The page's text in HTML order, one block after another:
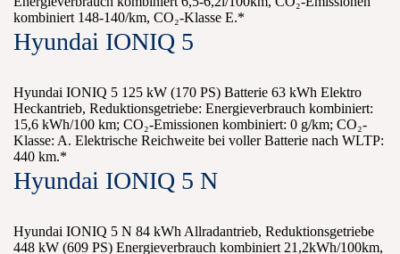
kombiniert 148-140/km, CO₂-Klasse E.*
Hyundai IONIQ 5
Hyundai IONIQ 5 125 kW (170 PS) Batterie 63 kWh Elektro
Heckantrieb, Reduktionsgetriebe: Energieverbrauch kombiniert:
15,6 kWh/100 km; CO₂-Emissionen kombiniert: 0 g/km; CO₂-
Klasse: A. Elektrische Reichweite bei voller Batterie nach WLTP:
440 km.*
Hyundai IONIQ 5 N
Hyundai IONIQ 5 N 84 kWh Allradantrieb, Reduktionsgetriebe
448 kW (609 PS) Energieverbrauch kombiniert 21,2kWh/100km,